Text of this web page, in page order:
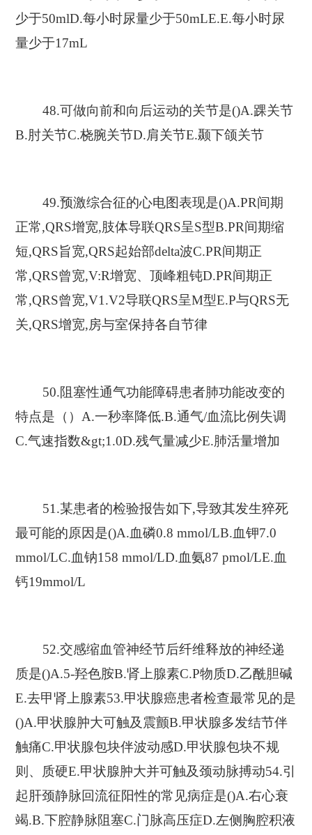
少于50mlD.每小时尿量少于50mLE.E.每小时尿
量少于17mL
48.可做向前和向后运动的关节是()A.踝关节
B.肘关节C.桡腕关节D.肩关节E.颞下颌关节
49.预激综合征的心电图表现是()A.PR间期
正常,QRS增宽,肢体导联QRS呈S型B.PR间期缩
短,QRS旨宽,QRS起始部delta波C.PR间期正
常,QRS曾宽,V:R增宽、顶峰粗钝D.PR间期正
常,QRS曾宽,V1.V2导联QRS呈M型E.P与QRS无
关,QRS增宽,房与室保持各自节律
50.阻塞性通气功能障碍患者肺功能改变的
特点是（）A.一秒率降低.B.通气/血流比例失调
C.气速指数&gt;1.0D.残气量减少E.肺活量增加
51.某患者的检验报告如下,导致其发生猝死
最可能的原因是()A.血磷0.8 mmol/LB.血钾7.0
mmol/LC.血钠158 mmol/LD.血氨87 pmol/LE.血
钙19mmol/L
52.交感缩血管神经节后纤维释放的神经递
质是()A.5-羟色胺B.肾上腺素C.P物质D.乙酰胆碱
E.去甲肾上腺素53.甲状腺癌患者检查最常见的是
()A.甲状腺肿大可触及震颤B.甲状腺多发结节伴
触痛C.甲状腺包块伴波动感D.甲状腺包块不规
则、质硬E.甲状腺肿大并可触及颈动脉搏动54.引
起肝颈静脉回流征阳性的常见病症是()A.右心衰
竭.B.下腔静脉阻塞C.门脉高压症D.左侧胸腔积液